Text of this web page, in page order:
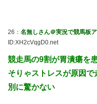
26： 名無しさん＠実況で競馬板
ID:XH2cVqgD0.net
競走馬の9割が胃潰瘍を
そりゃストレスが原因
別に驚かない